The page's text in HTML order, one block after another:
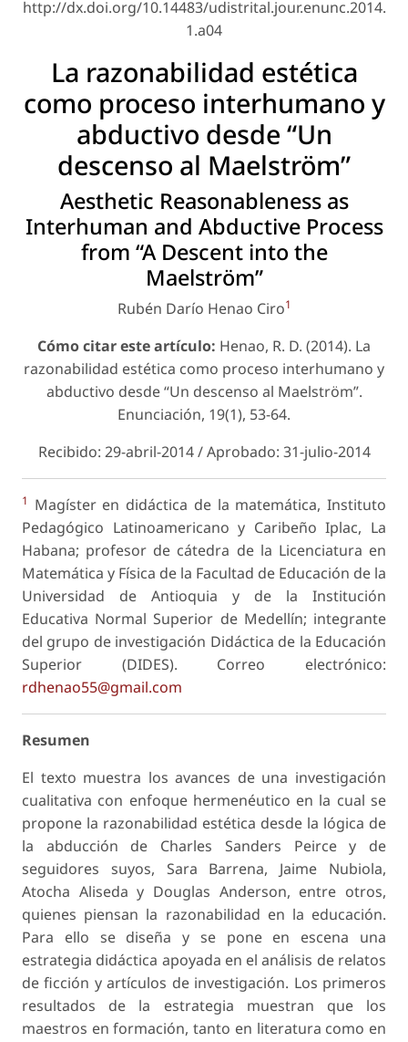
http://dx.doi.org/10.14483/udistrital.jour.enunc.2014.
1.a04
La razonabilidad estética
como proceso interhumano y
abductivo desde “Un
descenso al Maelström”
Aesthetic Reasonableness as
Interhuman and Abductive Process
from “A Descent into the
Maelström”
Rubén Darío Henao Ciro1
Cómo citar este artículo: Henao, R. D. (2014). La
razonabilidad estética como proceso interhumano y
abductivo desde “Un descenso al Maelström”.
Enunciación, 19(1), 53-64.
Recibido: 29-abril-2014 / Aprobado: 31-julio-2014
1 Magíster en didáctica de la matemática, Instituto
Pedagógico Latinoamericano y Caribeño Iplac, La
Habana; profesor de cátedra de la Licenciatura en
Matemática y Física de la Facultad de Educación de la
Universidad de Antioquia y de la Institución
Educativa Normal Superior de Medellín; integrante
del grupo de investigación Didáctica de la Educación
Superior (DIDES). Correo electrónico:
rdhenao55@gmail.com
Resumen
El texto muestra los avances de una investigación
cualitativa con enfoque hermenéutico en la cual se
propone la razonabilidad estética desde la lógica de
la abducción de Charles Sanders Peirce y de
seguidores suyos, Sara Barrena, Jaime Nubiola,
Atocha Aliseda y Douglas Anderson, entre otros,
quienes piensan la razonabilidad en la educación.
Para ello se diseña y se pone en escena una
estrategia didáctica apoyada en el análisis de relatos
de ficción y artículos de investigación. Los primeros
resultados de la estrategia muestran que los
maestros en formación, tanto en literatura como en